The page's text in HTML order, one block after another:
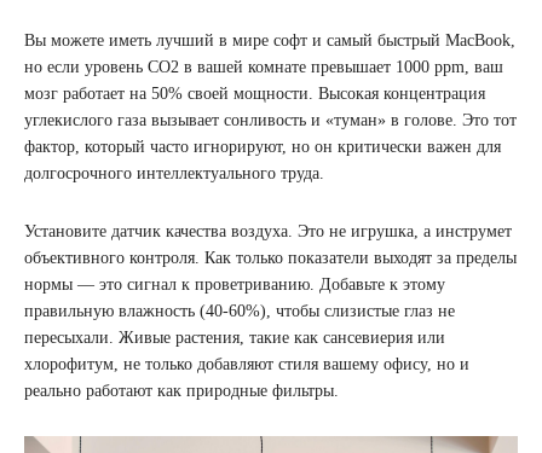
Вы можете иметь лучший в мире софт и самый быстрый MacBook,
но если уровень CO2 в вашей комнате превышает 1000 ppm, ваш
мозг работает на 50% своей мощности. Высокая концентрация
углекислого газа вызывает сонливость и «туман» в голове. Это тот
фактор, который часто игнорируют, но он критически важен для
долгосрочного интеллектуального труда.
Установите датчик качества воздуха. Это не игрушка, а инструмет
объективного контроля. Как только показатели выходят за пределы
нормы — это сигнал к проветриванию. Добавьте к этому
правильную влажность (40-60%), чтобы слизистые глаз не
пересыхали. Живые растения, такие как сансевиерия или
хлорофитум, не только добавляют стиля вашему офису, но и
реально работают как природные фильтры.